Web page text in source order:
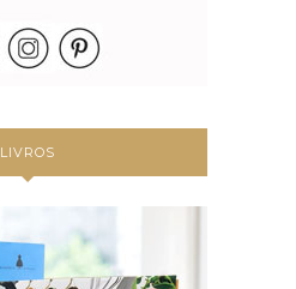
LIVROS